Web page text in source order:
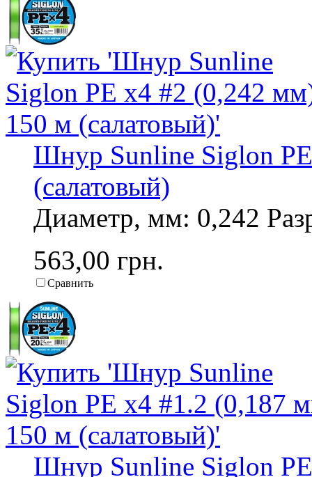
Шнур Sunline Siglon
(салатовый)
Диаметр, мм: 0,242
563,00 грн.
Сравнить
Шнур Sunline Siglon